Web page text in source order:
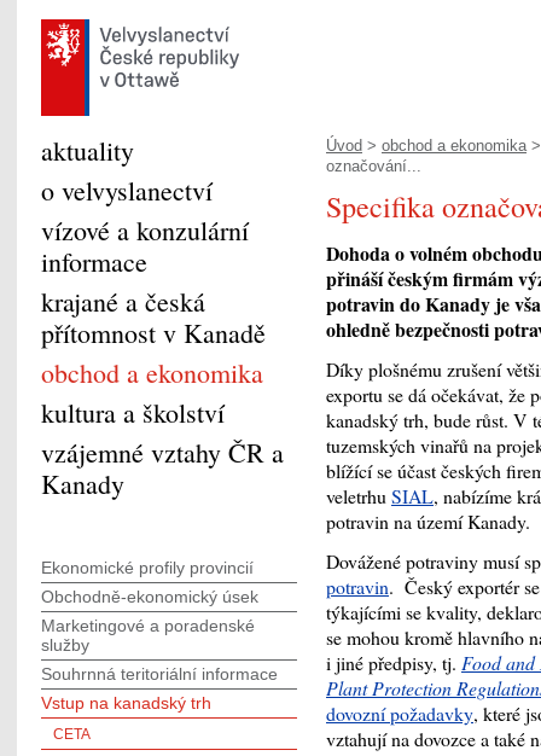
Úvod > obchod a ekonomika
označování...
Specifika
Dohoda o volném
přináší českým firmám
potravin do Kanady je
ohledně bezpečnosti
Díky plošnému zrušení
exportu se dá očekávat, že
kanadský trh, bude růst. V
tuzemských vinařů na
blížící se účast českých
veletrhuSIAL, nabízíme
potravin na území Kanady.
Dovážené potraviny musí
potravin. Český exportér
týkajícími se kvality,
se mohou kromě hlavního
i jiné předpisy, tj. Food and
Plant Protection
dovozní požadavky, které
vztahují na dovozce a také
aktuality
o velvyslanectví
vízové a konzulární
informace
krajané a česká
přítomnost v Kanadě
obchod a ekonomika
kultura a školství
vzájemné vztahy ČR a
Kanady
Ekonomické profily provincií
Obchodně-ekonomický úsek
Marketingové a poradenské
služby
Souhrnná teritoriální informace
Vstup na kanadský trh
CETA